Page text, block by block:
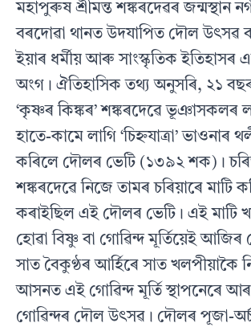
মহাপুৰুষ শ্ৰীমন্ত শঙ্কৰদেৱৰ জন্মস্থান
বৰদোৱা থানত উদযাপিত দৌল উৎসৱ
ইয়াৰ ধৰ্মীয় আৰু সাংস্কৃতিক ইতিহাসৰ
অংগ। ঐতিহাসিক তথ্য অনুসৰি, ২১
‘কৃষ্ণৰ কিঙ্কৰ’ শঙ্কৰদেৱে ভূঞাসকলৰ
হাতে-কামে লাগি ‘চিহ্নযাত্ৰা’ ভাওনাৰ
কৰিলে দৌলৰ ভেটি (১৩৯২ শক)।
শঙ্কৰদেৱে নিজে তামৰ চৰিয়াৰে মাটি
কৰাইছিল এই দৌলৰ ভেটি। এই মাটি
হোৱা বিষ্ণু বা গোৱিন্দ মূৰ্তিয়েই
সাত বৈকুণ্ঠৰ আৰ্হিৰে সাত খলপীয়াকৈ
আসনত এই গোৱিন্দ মূৰ্তি স্থাপনেৰে
গোৱিন্দৰ দৌল উৎসৱ। দৌলৰ পূজা-